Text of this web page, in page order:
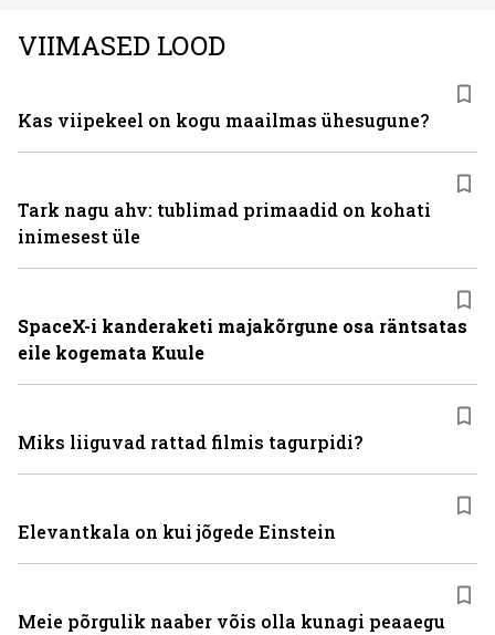
VIIMASED LOOD
Kas viipekeel on kogu maailmas ühesugune?
Tark nagu ahv: tublimad primaadid on kohati
inimesest üle
SpaceX-i kanderaketi majakõrgune osa räntsatas
eile kogemata Kuule
Miks liiguvad rattad filmis tagurpidi?
Elevantkala on kui jõgede Einstein
Meie põrgulik naaber võis olla kunagi peaaegu